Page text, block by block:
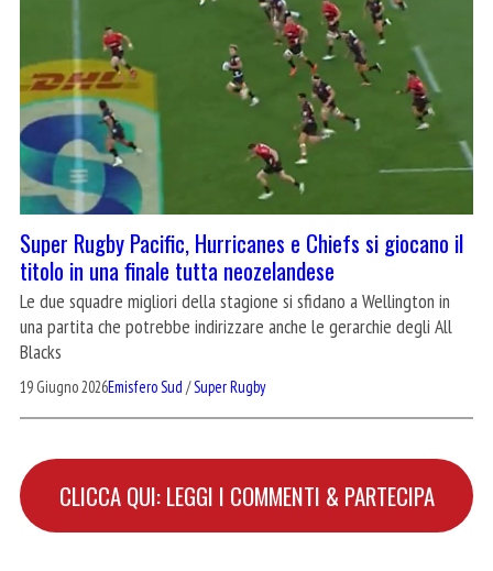
Super Rugby Pacific, Hurricanes e Chiefs si giocano il
titolo in una finale tutta neozelandese
Le due squadre migliori della stagione si sfidano a Wellington in
una partita che potrebbe indirizzare anche le gerarchie degli All
Blacks
19 Giugno 2026Emisfero Sud /Super Rugby
CLICCA QUI: LEGGI I COMMENTI & PARTECIPA